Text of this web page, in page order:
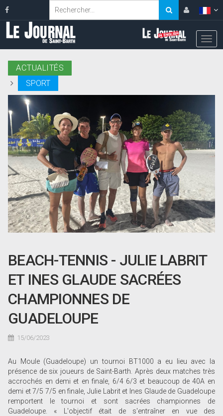
ACTUALITÉS
SPORT
BEACH-TENNIS - JULIE LABRIT
ET INES GLAUDE SACRÉES
CHAMPIONNES DE
GUADELOUPE
15/06/2023
Au Moule (Guadeloupe) un tournoi BT1000 a eu lieu avec la
présence de six joueurs de Saint-Barth. Après deux matches très
accrochés en demi et en finale, 6/4 6/3 et beaucoup de 40A en
demi et 7/5 7/5 en finale, Julie Labrit et Ines Glaude de Guadeloupe
remportent le tournoi et sont sacrées championnes de
Guadeloupe. « L'objectif était de s'entraîner en vue des